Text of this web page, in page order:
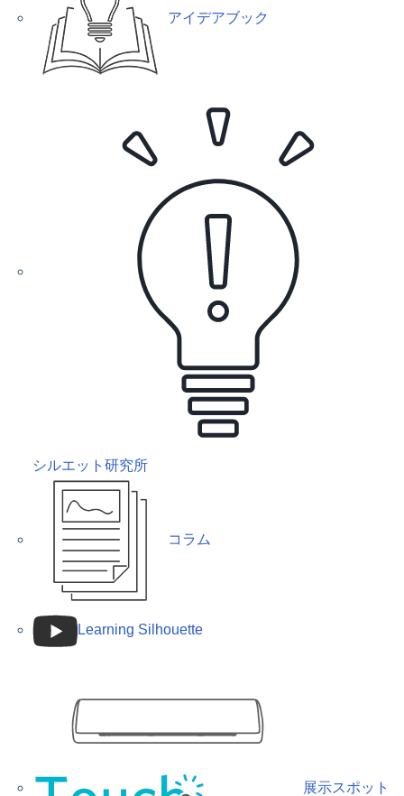
アイデアブック
シルエット研究所
コラム
Learning Silhouette
展示スポット